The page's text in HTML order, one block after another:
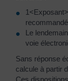
recommandé
Le
voie
Sans réponse
calcule à partir